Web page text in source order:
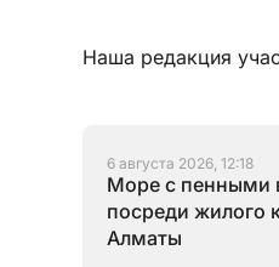
Наша редакция
6 августа 2026, 12:18
Море с пенными
посреди жилого
Алматы